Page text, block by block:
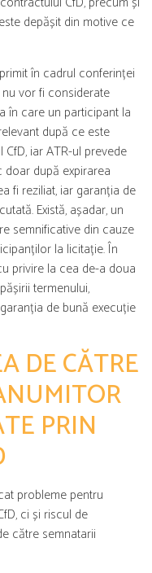
depășit din motive ce
în cadrul conferinței
vor fi considerate
în care un participant la
după ce este
iar ATR-ul prevede
după expirarea
fi reziliat, iar garanția de
Există, așadar, un
semnificative din cauze
la licitație. În
privire la cea de-a doua
termenului,
de bună execuție
DE CĂTRE
PRIN
probleme pentru
ci și riscul de
către semnatarii